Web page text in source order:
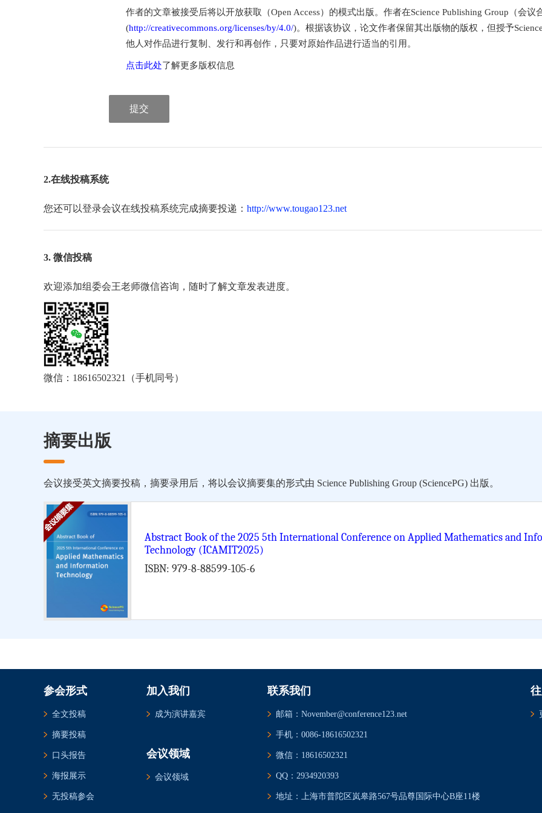
作者的文章被接受后将以开放获取（Open Access）的模式出版。作者在Science Publishing Group（会
(http://creativecommons.org/licenses/by/4.0/)。根据该协议，论文作者保留其出版物的版权，但授予
他人对作品进行复制、发行和再创作，只要对原始作品进行适当的引用。
点击此处了解更多版权信息
提交
2.在线投稿系统
您还可以登录会议在线投稿系统完成摘要投递： http://www.tougao123.net
3. 微信投稿
欢迎添加组委会王老师微信咨询，随时了解文章发表进度。
微信：18616502321（手机同号）
摘要出版
会议接受英文摘要投稿，摘要录用后，将以会议摘要集的形式由 Science Publishing Group (SciencePG) 出版。
Abstract Book of the 2025 5th International Conference on Applied Mathematics and
Technology (ICAMIT2025)
ISBN: 979-8-88599-105-6
参会形式
全文投稿
摘要投稿
口头报告
海报展示
无投稿参会
加入我们
成为演讲嘉宾
会议领域
会议领域
联系我们
邮箱：November@conference123.net
手机：0086-18616502321
微信：18616502321
QQ：2934920393
地址：上海市普陀区岚皋路567号品尊国际中心B座11楼